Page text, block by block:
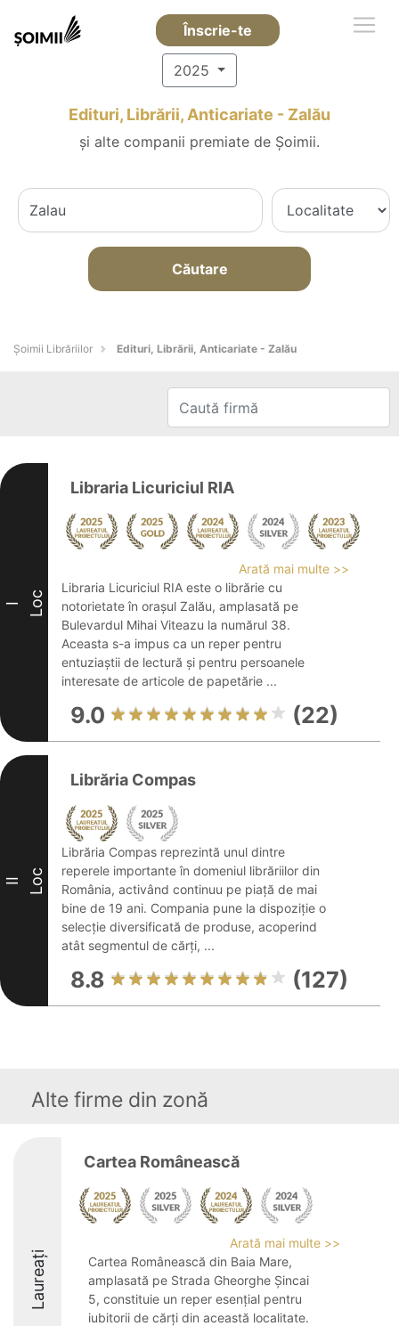
Înscrie-te
2025
Edituri, Librării, Anticariate - Zalău
și alte companii premiate de Șoimii.
Căutare
Șoimii Librăriilor Edituri, Librării, Anticariate - Zalău
I Loc
Libraria Licuriciul RIA
Arată mai multe >>
Libraria Licuriciul RIA este o librărie cu
notorietate în orașul Zalău, amplasată pe
Bulevardul Mihai Viteazu la numărul 38.
Aceasta s-a impus ca un reper pentru
entuziaștii de lectură și pentru persoanele
interesate de articole de papetărie ...
9.0 (22)
II Loc
Librăria Compas
Librăria Compas reprezintă unul dintre
reperele importante în domeniul librăriilor din
România, activând continuu pe piață de mai
bine de 19 ani. Compania pune la dispoziție o
selecție diversificată de produse, acoperind
atât segmentul de cărți, ...
8.8 (127)
Alte firme din zonă
Laureați
Cartea Românească
Arată mai multe >>
Cartea Românească din Baia Mare,
amplasată pe Strada Gheorghe Șincai
5, constituie un reper esențial pentru
iubitorii de cărți din această localitate.